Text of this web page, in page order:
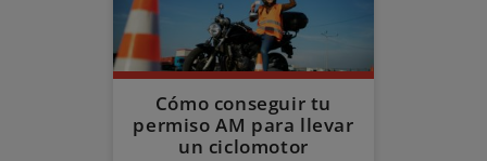
Cómo conseguir tu
permiso AM para llevar
un ciclomotor